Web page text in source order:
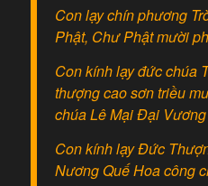
Con lạy chín phương
Phật, Chư Phật mười
Con kính lạy đức chúa
thượng cao sơn triều
chúa Lê Mại Đại
Con kính lạy Đức
Nương Quế Hoa công